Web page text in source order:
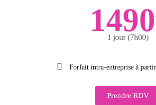
1490
1 jour (7h00)
Forfait intra-entreprise à partir
Prendre RDV